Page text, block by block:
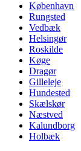
København
Rungsted
Vedbæk
Helsingør
Roskilde
Køge
Dragør
Gilleleje
Hundested
Skælskør
Næstved
Kalundborg
Holbæk